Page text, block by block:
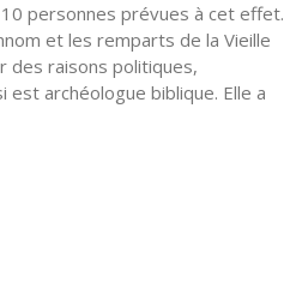
personnes prévues à cet effet.
et les remparts de la Vieille
des raisons politiques,
archéologue biblique. Elle a